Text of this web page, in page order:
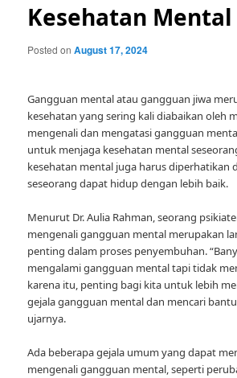
Kesehatan Mental
Posted onAugust 17, 2024
Gangguan mental atau gangguan jiwa
kesehatan yang sering kali diabaikan oleh
mengenali dan mengatasi gangguan
untuk menjaga kesehatan mental
kesehatan mental juga harus diperhatikan
seseorang dapat hidup dengan lebih baik.
Menurut Dr. Aulia Rahman, seorang
mengenali gangguan mental merupakan
penting dalam proses penyembuhan.
mengalami gangguan mental tapi tidak
karena itu, penting bagi kita untuk lebih
gejala gangguan mental dan mencari
ujarnya.
Ada beberapa gejala umum yang dapat
mengenali gangguan mental, seperti